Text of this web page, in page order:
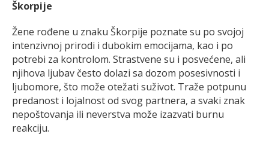
Škorpije
Žene rođene u znaku Škorpije poznate su po svojoj
intenzivnoj prirodi i dubokim emocijama, kao i po
potrebi za kontrolom. Strastvene su i posvećene, ali
njihova ljubav često dolazi sa dozom posesivnosti i
ljubomore, što može otežati suživot. Traže potpunu
predanost i lojalnost od svog partnera, a svaki znak
nepoštovanja ili neverstva može izazvati burnu
reakciju.